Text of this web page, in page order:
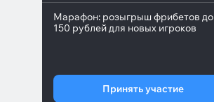
Марафон: розыгрыш фрибетов до
150 рублей для новых игроков
Принять участие